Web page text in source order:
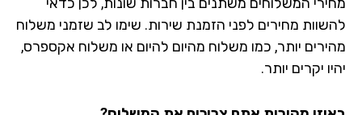
מחירים לפני הזמנת שירות. שימו לב שזמני משלוח
יותר, כמו משלוח מהיום להיום או משלוח אקספרס,
יקרים יותר.